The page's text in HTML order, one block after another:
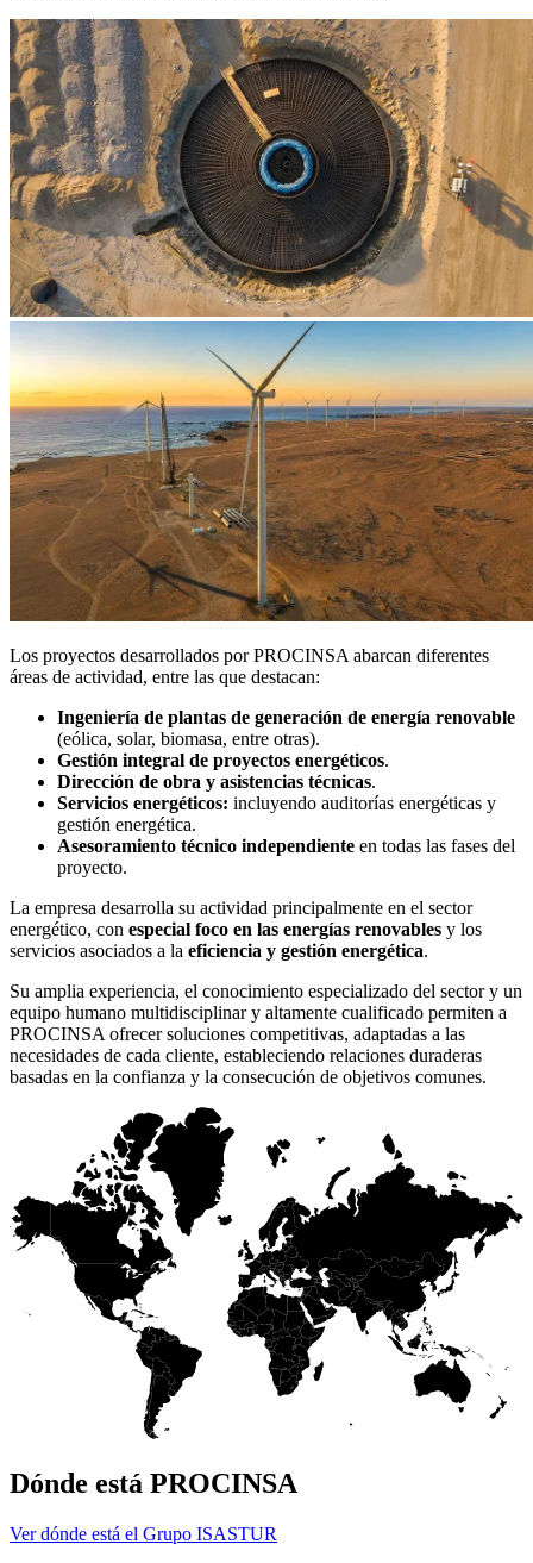
Los proyectos desarrollados por PROCINSA abarcan diferentes
áreas de actividad, entre las que destacan:
Ingeniería de plantas de generación de energía renovable
(eólica, solar, biomasa, entre otras).
Gestión integral de proyectos energéticos.
Dirección de obra y asistencias técnicas.
Servicios energéticos: incluyendo auditorías energéticas y
gestión energética.
Asesoramiento técnico independiente en todas las fases del
proyecto.
La empresa desarrolla su actividad principalmente en el sector
energético, con especial foco en las energías renovables y los
servicios asociados a la eficiencia y gestión energética.
Su amplia experiencia, el conocimiento especializado del sector y un
equipo humano multidisciplinar y altamente cualificado permiten a
PROCINSA ofrecer soluciones competitivas, adaptadas a las
necesidades de cada cliente, estableciendo relaciones duraderas
basadas en la confianza y la consecución de objetivos comunes.
Dónde está PROCINSA
Ver dónde está el Grupo ISASTUR